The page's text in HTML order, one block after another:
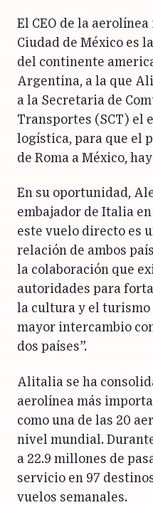
El CEO de la
Ciudad de México es
del continente
Argentina, a la que
a la Secretaria de
Transportes (SCT) el
logística, para que el
de Roma a México,
En su oportunidad,
embajador de Italia
este vuelo directo es
relación de ambos
la colaboración que
autoridades para
la cultura y el turismo
mayor intercambio
dos países”.
Alitalia se ha
aerolínea más
como una de las 20
nivel mundial.
a 22.9 millones de
servicio en 97
vuelos semanales.